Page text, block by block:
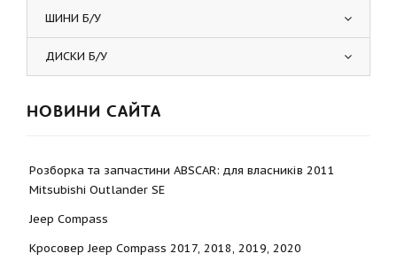
ШИНИ Б/У
ДИСКИ Б/У
НОВИНИ САЙТА
Розборка та запчастини ABSCAR: для власників 2011
Mitsubishi Outlander SE
Jeep Compass
Кросовер Jeep Compass 2017, 2018, 2019, 2020